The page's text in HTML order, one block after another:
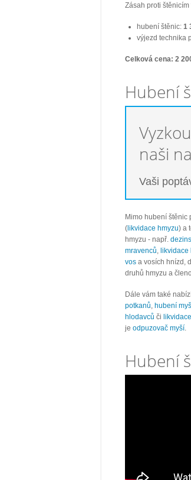
Zásah proti
hubení štěnic: 1
výjezd technika
Celková cena: 2
Hubení
naši
Vaši
Mimo hubení štěnic
(likvidace hmyzu) a
hmyzu - např.
mravenců likvidace
vos a vosích hnízd,
druhů hmyzu a
Dále vám také
potkanů hubení
hlodavců či
je odpuzovač myší
Hubení